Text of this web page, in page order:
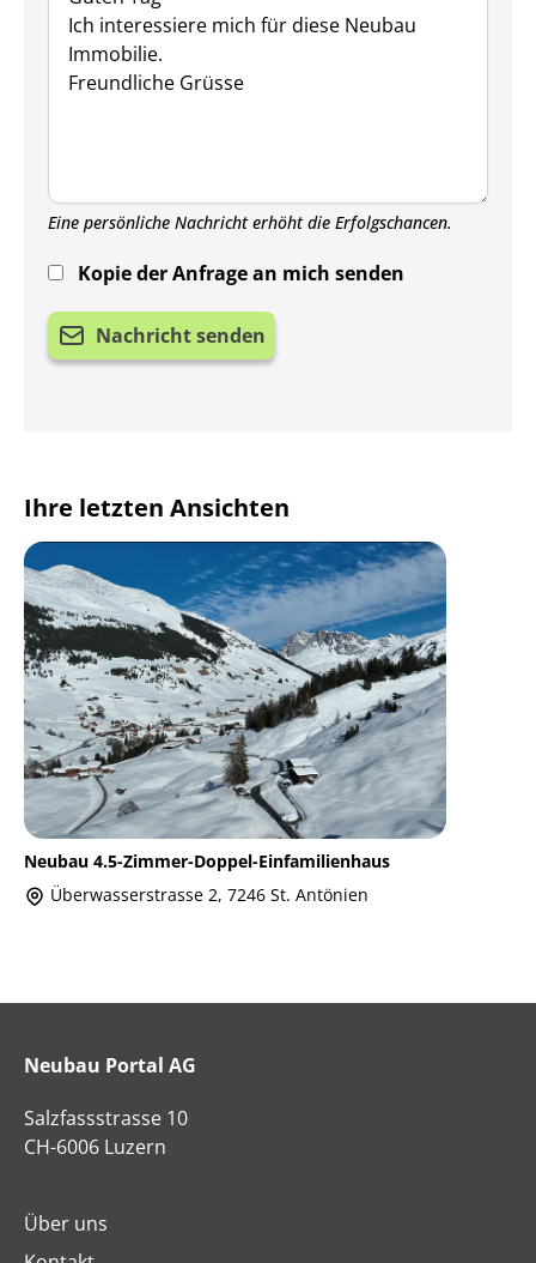
Eine persönliche Nachricht erhöht die Erfolgschancen.
Kopie der Anfrage an mich senden
Nachricht senden
Ihre letzten Ansichten
Neubau 4.5-Zimmer-Doppel-Einfamilienhaus
Überwasserstrasse 2, 7246 St. Antönien
Neubau Portal AG
Salzfassstrasse 10
CH-6006 Luzern
Über uns